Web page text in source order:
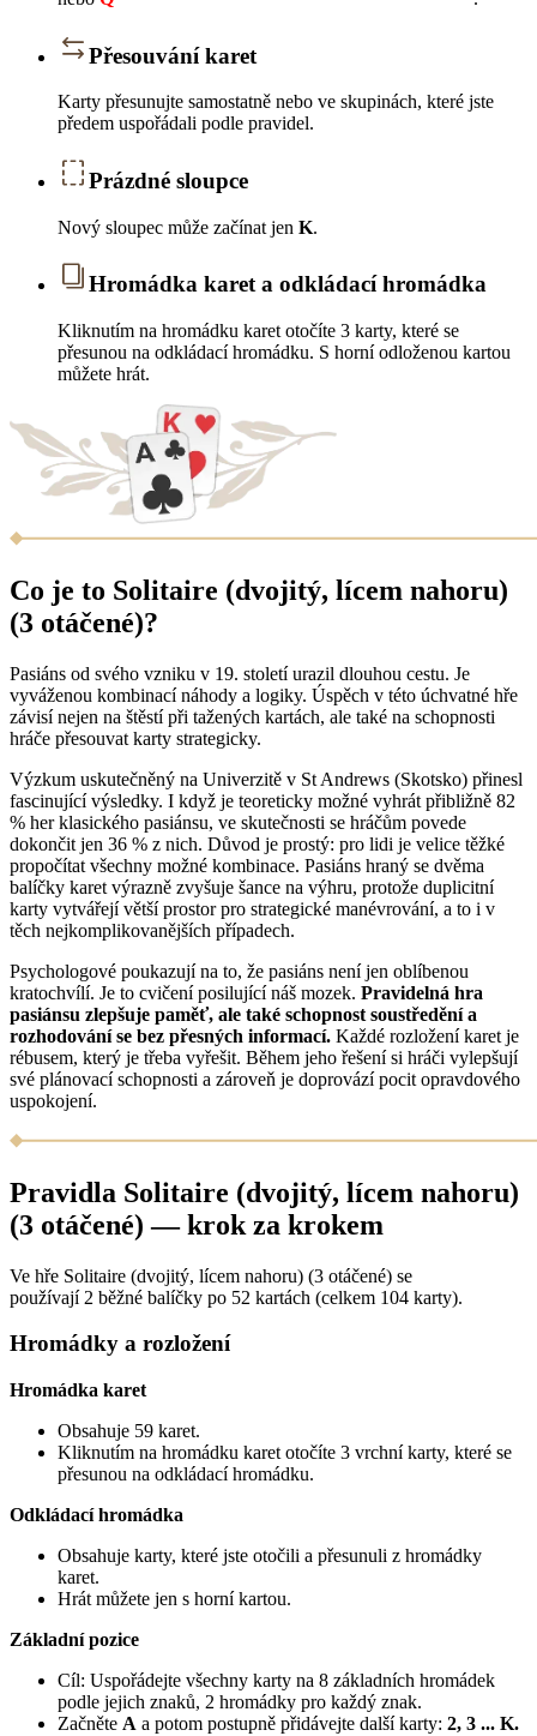
Přesouvání karet
Karty přesunujte samostatně nebo ve skupinách, které jste
předem uspořádali podle pravidel.
Prázdné sloupce
Nový sloupec může začínat jen K.
Hromádka karet a odkládací hromádka
Kliknutím na hromádku karet otočíte 3 karty, které se
přesunou na odkládací hromádku. S horní odloženou kartou
můžete hrát.
Co je to Solitaire (dvojitý, lícem nahoru)
(3 otáčené)?
Pasiáns od svého vzniku v 19. století urazil dlouhou cestu. Je
vyváženou kombinací náhody a logiky. Úspěch v této úchvatné hře
závisí nejen na štěstí při tažených kartách, ale také na schopnosti
hráče přesouvat karty strategicky.
Výzkum uskutečněný na Univerzitě v St Andrews (Skotsko) přinesl
fascinující výsledky. I když je teoreticky možné vyhrát přibližně 82
% her klasického pasiánsu, ve skutečnosti se hráčům povede
dokončit jen 36 % z nich. Důvod je prostý: pro lidi je velice těžké
propočítat všechny možné kombinace. Pasiáns hraný se dvěma
balíčky karet výrazně zvyšuje šance na výhru, protože duplicitní
karty vytvářejí větší prostor pro strategické manévrování, a to i v
těch nejkomplikovanějších případech.
Psychologové poukazují na to, že pasiáns není jen oblíbenou
kratochvílí. Je to cvičení posilující náš mozek. Pravidelná hra
pasiánsu zlepšuje paměť, ale také schopnost soustředění a
rozhodování se bez přesných informací. Každé rozložení karet je
rébusem, který je třeba vyřešit. Během jeho řešení si hráči vylepšují
své plánovací schopnosti a zároveň je doprovází pocit opravdového
uspokojení.
Pravidla Solitaire (dvojitý, lícem nahoru)
(3 otáčené) — krok za krokem
Ve hře Solitaire (dvojitý, lícem nahoru) (3 otáčené) se
používají 2 běžné balíčky po 52 kartách (celkem 104 karty).
Hromádky a rozložení
Hromádka karet
Obsahuje 59 karet.
Kliknutím na hromádku karet otočíte 3 vrchní karty, které se
přesunou na odkládací hromádku.
Odkládací hromádka
Obsahuje karty, které jste otočili a přesunuli z hromádky
karet.
Hrát můžete jen s horní kartou.
Základní pozice
Cíl: Uspořádejte všechny karty na 8 základních hromádek
podle jejich znaků, 2 hromádky pro každý znak.
Začněte A a potom postupně přidávejte další karty: 2, 3 ... K.